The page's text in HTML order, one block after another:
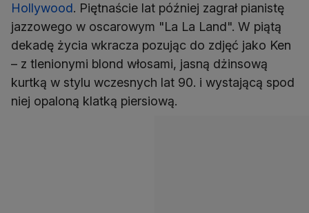
Hollywood. Piętnaście lat później zagrał pianistę
jazzowego w oscarowym "La La Land". W piątą
dekadę życia wkracza pozując do zdjęć jako Ken
– z tlenionymi blond włosami, jasną dżinsową
kurtką w stylu wczesnych lat 90. i wystającą spod
niej opaloną klatką piersiową.